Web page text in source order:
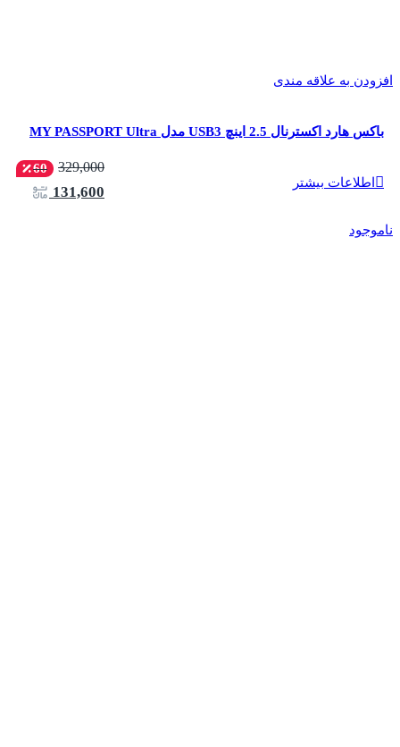
افزودن به علاقه مندی
باکس هارد اکسترنال 2.5 اینچ USB3 مدل MY PASSPORT Ultra
اطلاعات بیشتر
329,000
60
131,600
ناموجود